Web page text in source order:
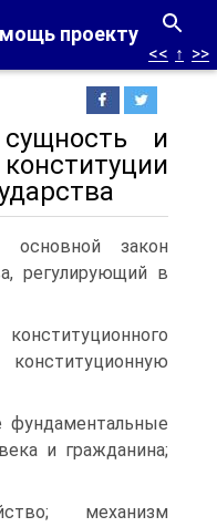
проекту
<< ↑ >>
и
закон
регулирующий в
фундаментальные
и гражданина;
механизм